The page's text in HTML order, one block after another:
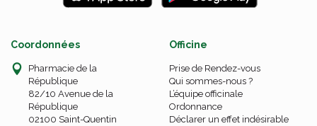
Coordonnées
Pharmacie de la
République
82/10 Avenue de la
République
02100 Saint-Quentin
Officine
Prise de Rendez-vous
Qui sommes-nous ?
L’équipe officinale
Ordonnance
Déclarer un effet indésirable